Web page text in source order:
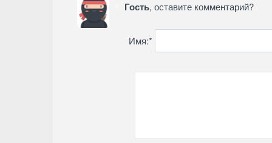
Гость, оставите комментарий?
Имя:*